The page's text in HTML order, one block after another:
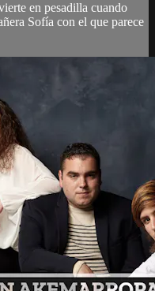
en pesadilla cuando
Sofía con el que parece